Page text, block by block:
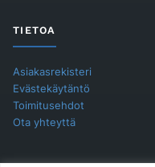
TIETOA
Asiakasrekisteri
Evästekäytäntö
Toimitusehdot
Ota yhteyttä